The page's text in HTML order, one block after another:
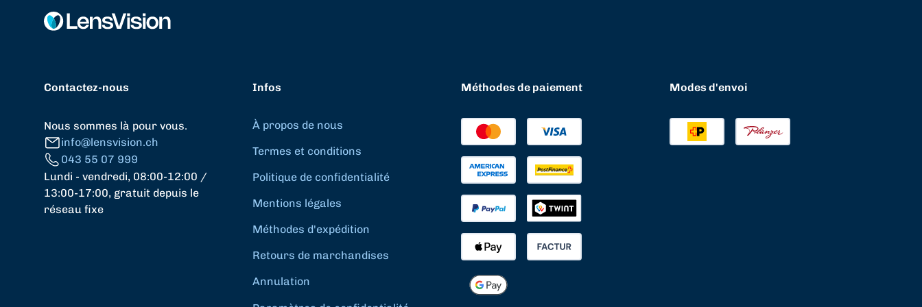
Contactez-nous
Nous sommes là pour vous.
info@lensvision.ch
043 55 07 999
Lundi - vendredi, 08:00-12:00 /
13:00-17:00, gratuit depuis le
réseau fixe
Infos
À propos de nous
Termes et conditions
Politique de confidentialité
Mentions légales
Méthodes d'expédition
Retours de marchandises
Annulation
Méthodes de paiement Modes d'envoi